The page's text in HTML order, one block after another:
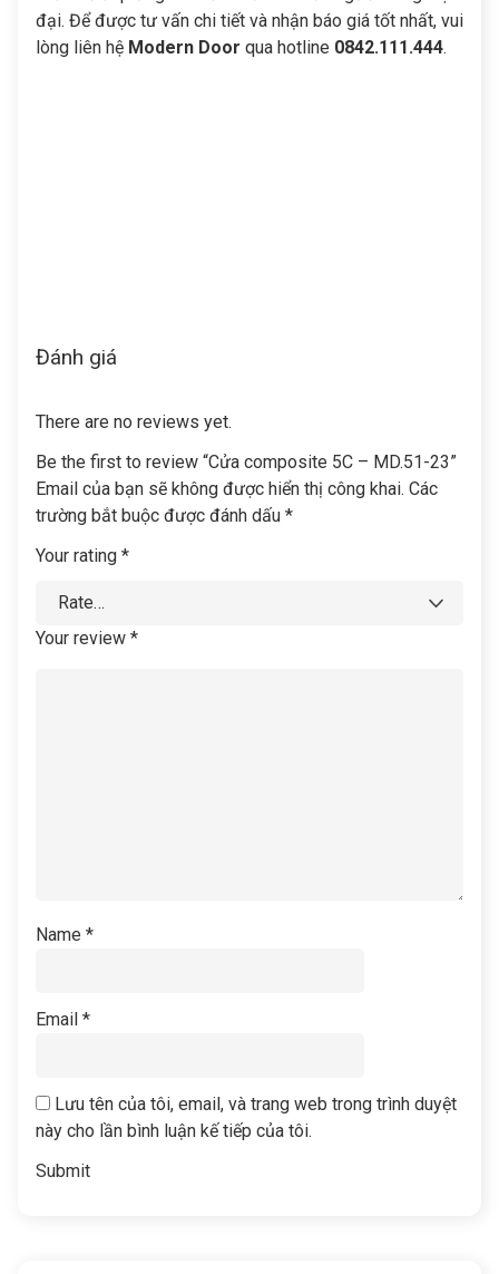
đại. Để được tư vấn chi tiết và nhận báo giá tốt nhất, vui
lòng liên hệ Modern Door qua hotline 0842.111.444.
Đánh giá
There are no reviews yet.
Be the first to review “Cửa composite 5C – MD.51-23”
Email của bạn sẽ không được hiển thị công khai. Các
trường bắt buộc được đánh dấu *
Your rating *
Your review *
Name *
Email *
Lưu tên của tôi, email, và trang web trong trình duyệt
này cho lần bình luận kế tiếp của tôi.